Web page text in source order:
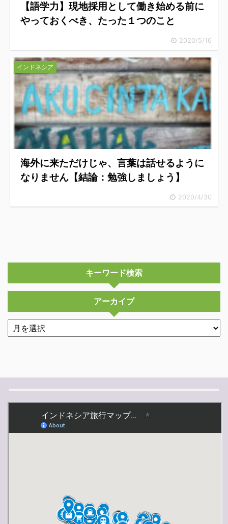
【語学力】現地採用として働き始める前に
やっておくべき、たった１つのこと
2020/5/16
インドネシア
海外に来ただけじゃ、言葉は話せるように
なりません【結論：勉強しましょう】
2020/4/30
キーワード検索
アーカイブ